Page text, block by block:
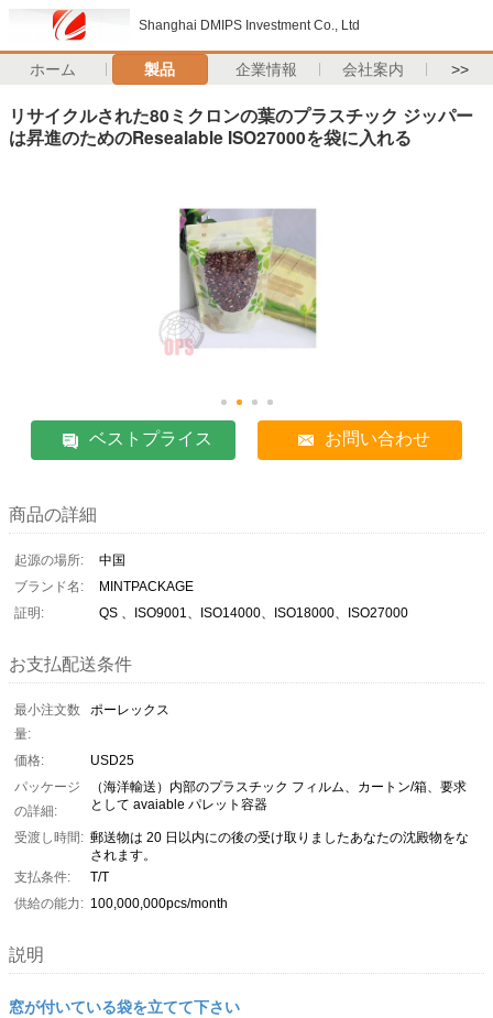
Shanghai DMIPS Investment Co., Ltd
ホーム 製品 企業情報 会社案内 >>
リサイクルされた80ミクロンの葉のプラスチック ジッパー
は昇進のためのResealable ISO27000を袋に入れる
ベストプライス お問い合わせ
商品の詳細
起源の場所:
中国
ブランド名:
MINTPACKAGE
証明:
QS 、ISO9001、ISO14000、ISO18000、ISO27000
お支払配送条件
最小注文数
量:
ポーレックス
価格:
USD25
パッケージ
の詳細:
（海洋輸送）内部のプラスチック フィルム、カートン/箱、要求
として avaiable パレット容器
受渡し時間: 郵送物は 20 日以内にの後の受け取りましたあなたの沈殿物をな
されます。
支払条件:
T/T
供給の能力: 100,000,000pcs/month
説明
窓が付いている袋を立てて下さい